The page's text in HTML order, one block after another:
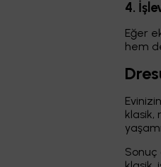
4.
Eğer
hem
klasik,
Sonuç